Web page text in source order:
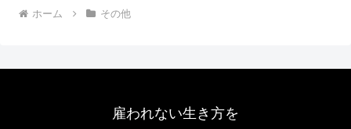
ホーム その他
雇われない生き方を